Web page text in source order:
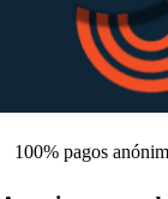
100% pagos